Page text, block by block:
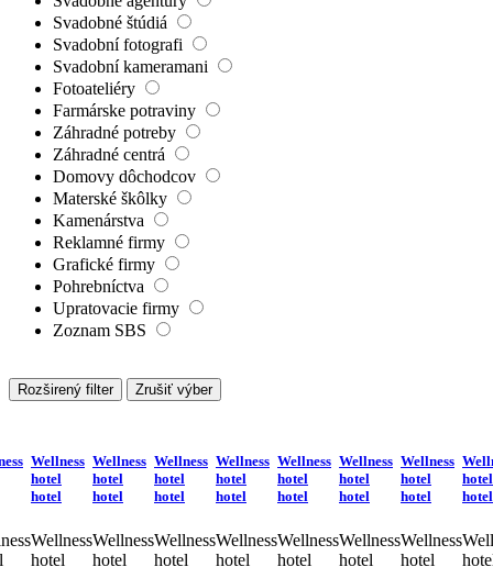
Svadobné štúdiá
Svadobní fotografi
Svadobní kameramani
Fotoateliéry
Farmárske potraviny
Záhradné potreby
Záhradné centrá
Domovy dôchodcov
Materské škôlky
Kamenárstva
Reklamné firmy
Grafické firmy
Pohrebníctva
Upratovacie firmy
Zoznam SBS
Rozširený filter Zrušiť výber
Wellness
hotel
hotel
Wellness
hotel
Wellness
hotel
hotel
Wellness
hotel
Wellness
hotel
hotel
Wellness
hotel
Wellness
hotel
hotel
Wellness
hotel
Wellness
hotel
hotel
Wellness
hotel
Wellness
hotel
hotel
Wellness
hotel
Wellness
hotel
hotel
Wellness
hotel
hotel
hotel